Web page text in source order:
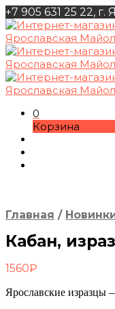
+7 905 631 25 22,
0
Корзина
Главная /
Кабан,
1560₽
Ярославские изразцы